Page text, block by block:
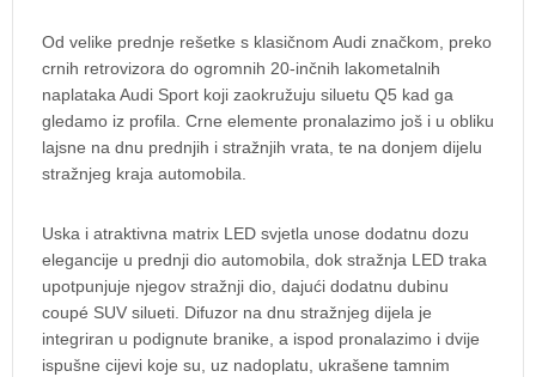
Od velike prednje rešetke s klasičnom Audi značkom, preko
crnih retrovizora do ogromnih 20-inčnih lakometalnih
naplataka Audi Sport koji zaokružuju siluetu Q5 kad ga
gledamo iz profila. Crne elemente pronalazimo još i u obliku
lajsne na dnu prednjih i stražnjih vrata, te na donjem dijelu
stražnjeg kraja automobila.
Uska i atraktivna matrix LED svjetla unose dodatnu dozu
elegancije u prednji dio automobila, dok stražnja LED traka
upotpunjuje njegov stražnji dio, dajući dodatnu dubinu
coupé SUV silueti. Difuzor na dnu stražnjeg dijela je
integriran u podignute branike, a ispod pronalazimo i dvije
ispušne cijevi koje su, uz nadoplatu, ukrašene tamnim